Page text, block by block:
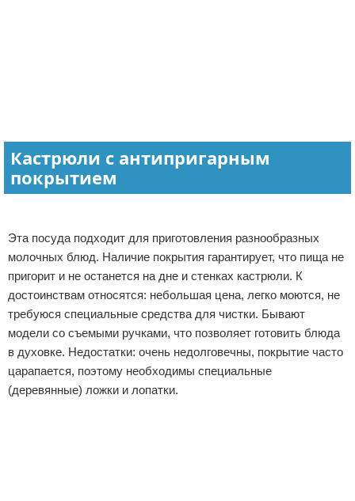
Кастрюли с антипригарным
покрытием
Эта посуда подходит для приготовления разнообразных
молочных блюд. Наличие покрытия гарантирует, что пища не
пригорит и не останется на дне и стенках кастрюли. К
достоинствам относятся: небольшая цена, легко моются, не
требуюся специальные средства для чистки. Бывают
модели со съемыми ручками, что позволяет готовить блюда
в духовке. Недостатки: очень недолговечны, покрытие часто
царапается, поэтому необходимы специальные
(деревянные) ложки и лопатки.